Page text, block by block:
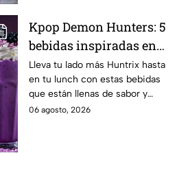
Kpop Demon Hunters: 5
bebidas inspiradas en
las guerreras Huntrix
para llevar a la escuela
este regreso a clases
2026; son saludables y
Lleva tu lado más Huntrix hasta
en tu lunch con estas bebidas
que están llenas de sabor y
frescura.
06 agosto, 2026